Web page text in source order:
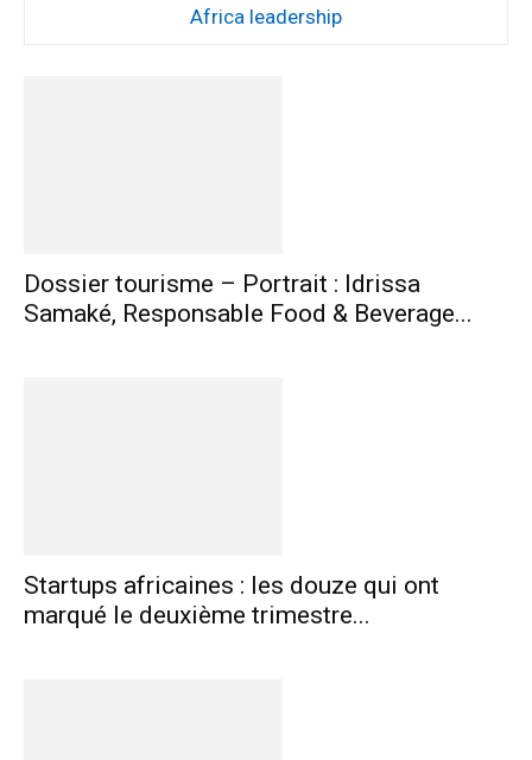
Africa leadership
Dossier tourisme – Portrait : Idrissa
Samaké, Responsable Food & Beverage...
Startups africaines : les douze qui ont
marqué le deuxième trimestre...